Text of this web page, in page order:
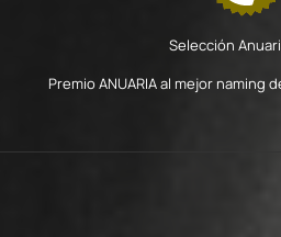
Selección
Premio ANUARIA al mejor naming